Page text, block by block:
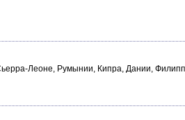
Леоне, Румынии, Кипра, Дании,